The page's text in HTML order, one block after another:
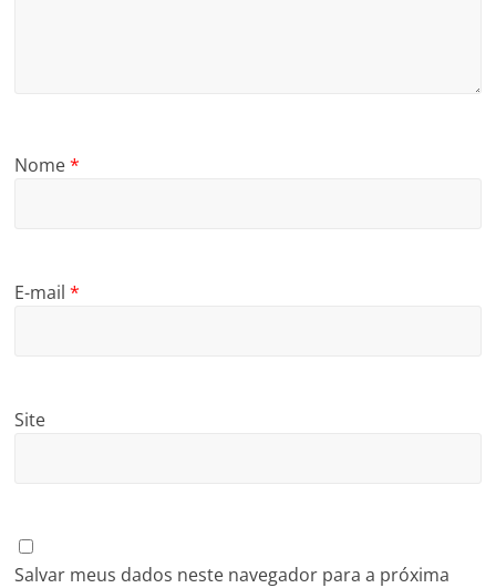
Nome*
E-mail*
Site
Salvar meus dados neste navegador para a próxima